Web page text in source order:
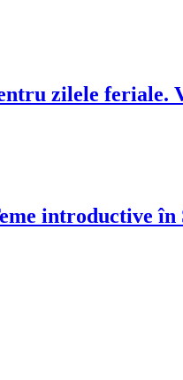
zilele feriale.
introductive